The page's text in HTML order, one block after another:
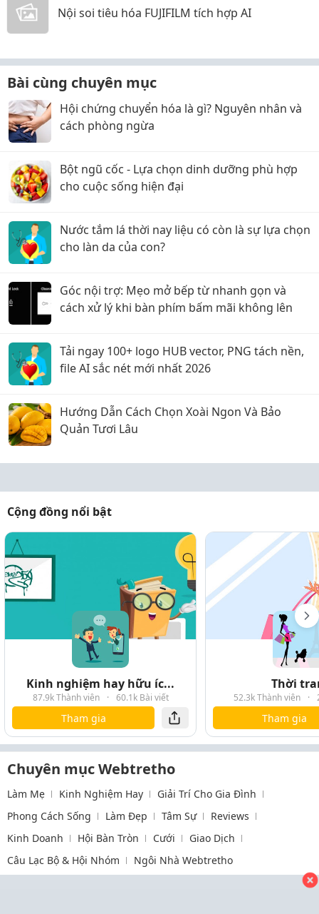
Nội soi tiêu hóa FUJIFILM tích hợp AI
Bài cùng chuyên mục
Hội chứng chuyển hóa là gì? Nguyên nhân và
cách phòng ngừa
Bột ngũ cốc - Lựa chọn dinh dưỡng phù hợp
cho cuộc sống hiện đại
Nước tắm lá thời nay liệu có còn là sự lựa chọn
cho làn da của con?
Góc nội trợ: Mẹo mở bếp từ nhanh gọn và
cách xử lý khi bàn phím bấm mãi không lên
Tải ngay 100+ logo HUB vector, PNG tách nền,
file AI sắc nét mới nhất 2026
Hướng Dẫn Cách Chọn Xoài Ngon Và Bảo
Quản Tươi Lâu
Cộng đồng nổi bật
Kinh nghiệm hay hữu íc...
87.9k Thành viên · 60.1k Bài viết
Tham gia
Thời
52.3k Thành viên ·
Tham gia
Chuyên mục Webtretho
Làm Mẹ Kinh Nghiệm Hay
Giải Trí Cho Gia Đình
Phong Cách Sống
Làm Đẹp Tâm Sự
Reviews
Kinh Doanh
Hội Bàn Tròn Cưới
Giao Dịch
Câu Lạc Bộ & Hội Nhóm
Ngôi Nhà Webtretho